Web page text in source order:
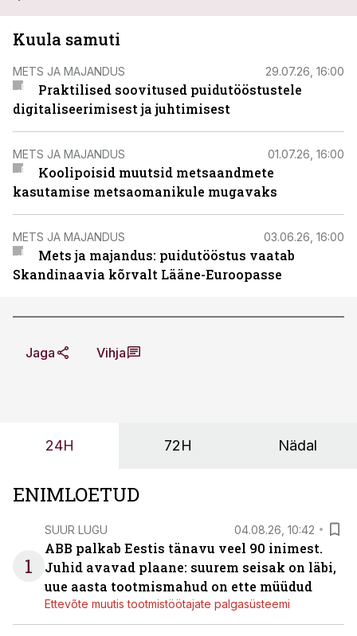
Kuula samuti
METS JA MAJANDUS 29.07.26, 16:00
Praktilised soovitused puidutööstustele
digitaliseerimisest ja juhtimisest
METS JA MAJANDUS 01.07.26, 16:00
Koolipoisid muutsid metsaandmete
kasutamise metsaomanikule mugavaks
METS JA MAJANDUS 03.06.26, 16:00
Mets ja majandus: puidutööstus vaatab
Skandinaavia kõrvalt Lääne-Euroopasse
Jaga Vihja
24H 72H Nädal
ENIMLOETUD
1
SUUR LUGU 04.08.26, 10:42
ABB palkab Eestis tänavu veel 90 inimest.
Juhid avavad plaane: suurem seisak on läbi,
uue aasta tootmismahud on ette müüdud
Ettevõte muutis tootmistöötajate palgasüsteemi